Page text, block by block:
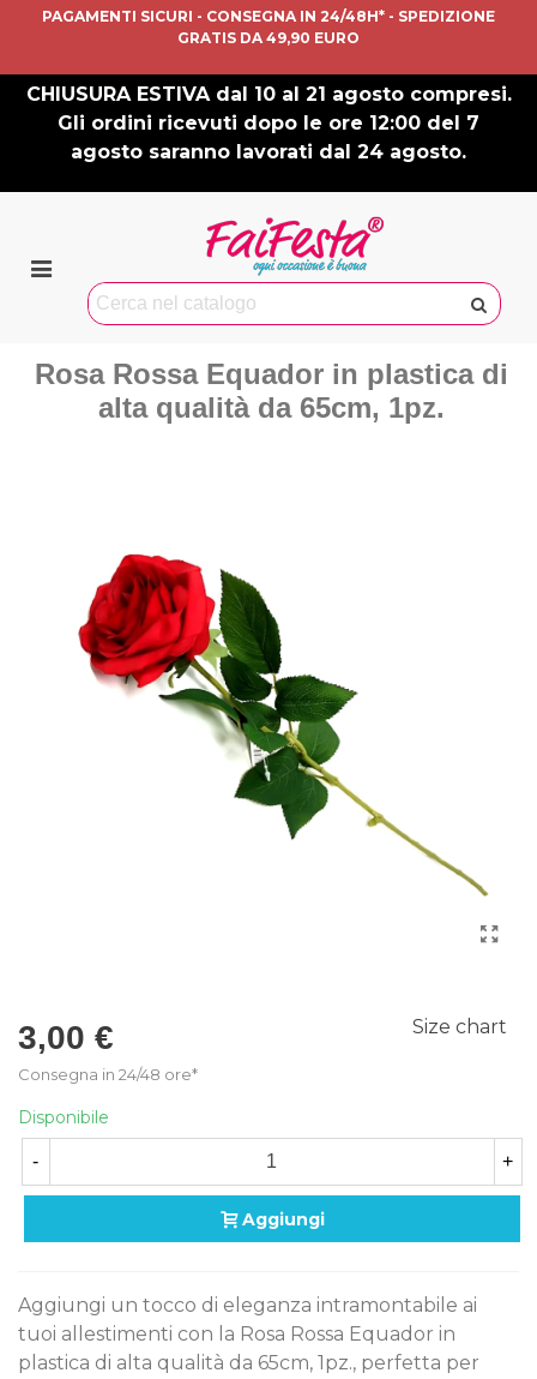
PAGAMENTI SICURI - CONSEGNA IN 24/48H* - SPEDIZIONE
GRATIS DA 49,90 EURO
CHIUSURA ESTIVA dal 10 al 21 agosto compresi.
Gli ordini ricevuti dopo le ore 12:00 del 7
agosto saranno lavorati dal 24 agosto.
Rosa Rossa Equador in plastica di
alta qualità da 65cm, 1pz.
3,00 €
Consegna in 24/48 ore*
Size chart
Disponibile
- +
Aggiungi
Aggiungi un tocco di eleganza intramontabile ai
tuoi allestimenti con la Rosa Rossa Equador in
plastica di alta qualità da 65cm, 1pz., perfetta per